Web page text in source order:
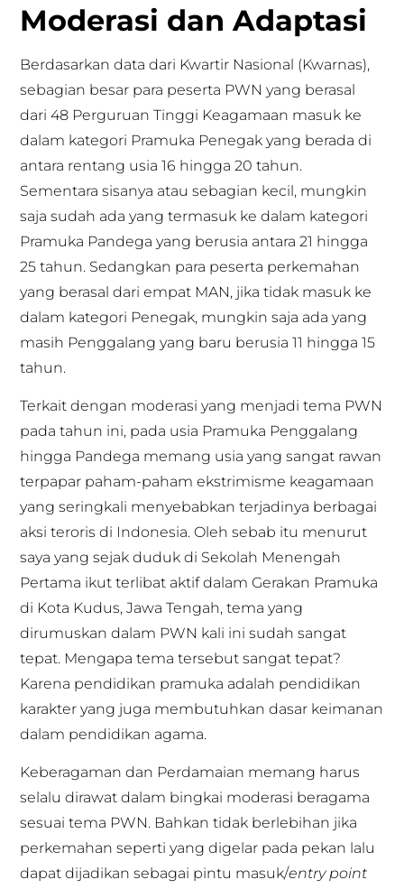
Moderasi dan Adaptasi
Berdasarkan data dari Kwartir Nasional (Kwarnas),
sebagian besar para peserta PWN yang berasal
dari 48 Perguruan Tinggi Keagamaan masuk ke
dalam kategori Pramuka Penegak yang berada di
antara rentang usia 16 hingga 20 tahun.
Sementara sisanya atau sebagian kecil, mungkin
saja sudah ada yang termasuk ke dalam kategori
Pramuka Pandega yang berusia antara 21 hingga
25 tahun. Sedangkan para peserta perkemahan
yang berasal dari empat MAN, jika tidak masuk ke
dalam kategori Penegak, mungkin saja ada yang
masih Penggalang yang baru berusia 11 hingga 15
tahun.
Terkait dengan moderasi yang menjadi tema PWN
pada tahun ini, pada usia Pramuka Penggalang
hingga Pandega memang usia yang sangat rawan
terpapar paham-paham ekstrimisme keagamaan
yang seringkali menyebabkan terjadinya berbagai
aksi teroris di Indonesia. Oleh sebab itu menurut
saya yang sejak duduk di Sekolah Menengah
Pertama ikut terlibat aktif dalam Gerakan Pramuka
di Kota Kudus, Jawa Tengah, tema yang
dirumuskan dalam PWN kali ini sudah sangat
tepat. Mengapa tema tersebut sangat tepat?
Karena pendidikan pramuka adalah pendidikan
karakter yang juga membutuhkan dasar keimanan
dalam pendidikan agama.
Keberagaman dan Perdamaian memang harus
selalu dirawat dalam bingkai moderasi beragama
sesuai tema PWN. Bahkan tidak berlebihan jika
perkemahan seperti yang digelar pada pekan lalu
dapat dijadikan sebagai pintu masuk/entry point